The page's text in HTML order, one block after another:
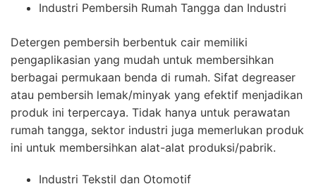
Industri Pembersih Rumah Tangga dan Industri
Detergen pembersih berbentuk cair memiliki
pengaplikasian yang mudah untuk membersihkan
berbagai permukaan benda di rumah. Sifat degreaser
atau pembersih lemak/minyak yang efektif menjadikan
produk ini terpercaya. Tidak hanya untuk perawatan
rumah tangga, sektor industri juga memerlukan produk
ini untuk membersihkan alat-alat produksi/pabrik.
Industri Tekstil dan Otomotif